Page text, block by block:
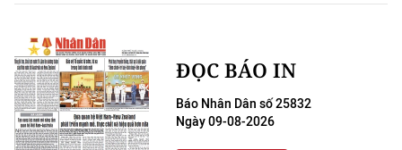
ĐỌC BÁO IN
Báo Nhân Dân số 25832
Ngày 09-08-2026